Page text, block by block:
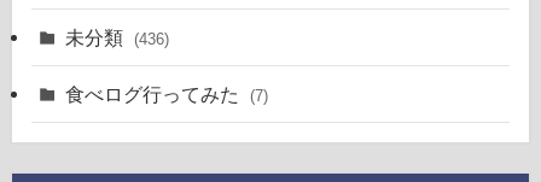
未分類 (436)
食べログ行ってみた (7)